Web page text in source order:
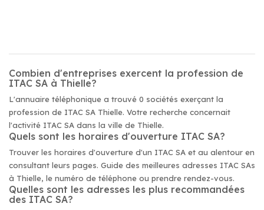
Combien d'entreprises exercent la profession de
ITAC SA à Thielle?
L'annuaire téléphonique a trouvé 0 sociétés exerçant la
profession de ITAC SA Thielle. Votre recherche concernait
l'activité ITAC SA dans la ville de Thielle.
Quels sont les horaires d'ouverture ITAC SA?
Trouver les horaires d'ouverture d'un ITAC SA et au alentour en
consultant leurs pages. Guide des meilleures adresses ITAC SAs
à Thielle, le numéro de téléphone ou prendre rendez-vous.
Quelles sont les adresses les plus recommandées
des ITAC SA?